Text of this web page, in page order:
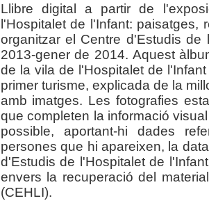
Llibre digital a partir de
l'Hospitalet de l'Infant: paisatges,
organitzar el Centre d'Estudis
2013-gener de 2014. Aquest
de la vila de l'Hospitalet de
primer turisme, explicada de la
amb imatges. Les fotografies
que completen la informació
possible, aportant-hi dades
persones que hi apareixen, la
d'Estudis de l'Hospitalet de
envers la recuperació del
(CEHLI).